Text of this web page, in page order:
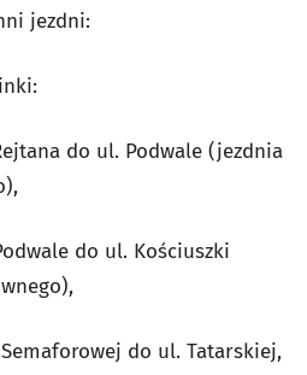
jezdni:
do ul. Podwale (jezdnia
do ul. Kościuszki
do ul. Tatarskiej,